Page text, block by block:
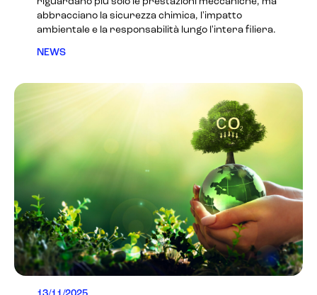
abbracciano la sicurezza chimica, l'impatto
ambientale e la responsabilità lungo l'intera filiera.
NEWS